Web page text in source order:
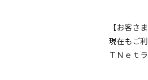
【お客さ
現在もご
ＴＮｅｔ